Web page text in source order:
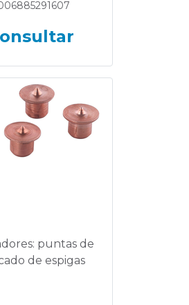
puntas de
de espigas